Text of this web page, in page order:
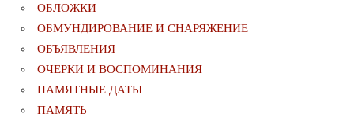
ОБЛОЖКИ
ОБМУНДИРОВАНИЕ И СНАРЯЖЕНИЕ
ОБЪЯВЛЕНИЯ
ОЧЕРКИ И ВОСПОМИНАНИЯ
ПАМЯТНЫЕ ДАТЫ
ПАМЯТЬ